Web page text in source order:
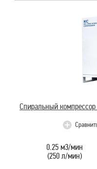
Спиральный
0.25 м3/мин
(250 л/мин)